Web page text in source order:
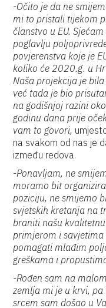
-Očito je da ne
mi to pristali tijekom
članstvo u EU.
poglavlju
povjerenstva koje je
koliko će 2020.g. u
Naša projekcija je
već tada je bio
na godišnjoj razini
godinu dana prije
vam to govori,
na svakom od nas je
između redova.
-Ponavljam, ne
moramo bit
poziciju, ne smijemo
svjetskih kretanja na
braniti našu
primjerom i savjetima
pomagati mlađim
greškama i
-Rođen sam na
zemlja mi je u krvi,
srcem sam došao u